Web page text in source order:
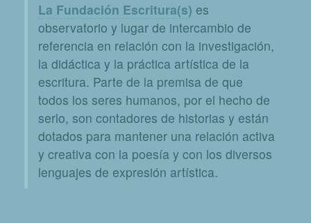
La Fundación Escritura(s) es
observatorio y lugar de intercambio de
referencia en relación con la investigación,
la didáctica y la práctica artística de la
escritura. Parte de la premisa de que
todos los seres humanos, por el hecho de
serlo, son contadores de historias y están
dotados para mantener una relación activa
y creativa con la poesía y con los diversos
lenguajes de expresión artística.